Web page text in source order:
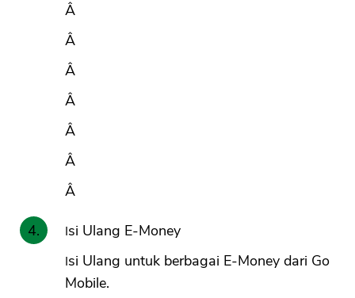
Â
Â
Â
Â
Â
Â
Â
Isi Ulang E-Money
Isi Ulang untuk berbagai E-Money dari Go
Mobile.